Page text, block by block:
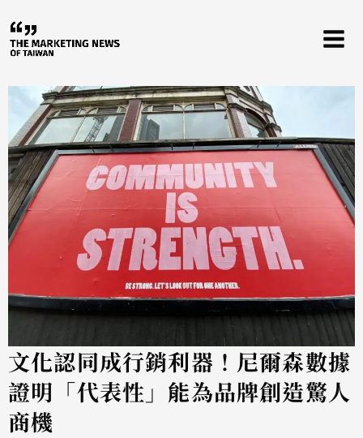
至
主
內
文化認同成行銷利器！尼爾森數據
證明「代表性」能為品牌創造驚人
商機